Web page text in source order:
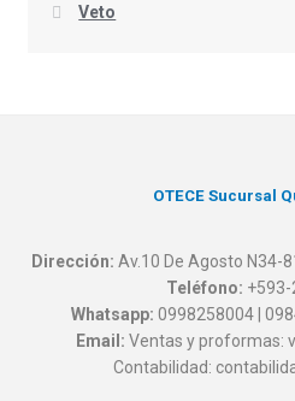
Veto
OTECE Sucursal
Dirección: Av.10 De Agosto N34-
Teléfono:
Whatsapp: 0998258004 |
Email: Ventas y proformas:
Contabilidad: